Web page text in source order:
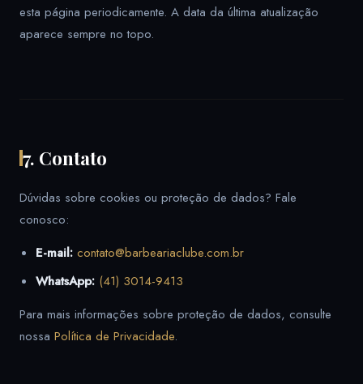
esta página periodicamente. A data da última atualização
aparece sempre no topo.
7. Contato
Dúvidas sobre cookies ou proteção de dados? Fale
conosco:
E-mail: contato@barbeariaclube.com.br
WhatsApp: (41) 3014-9413
Para mais informações sobre proteção de dados, consulte
nossa Política de Privacidade.